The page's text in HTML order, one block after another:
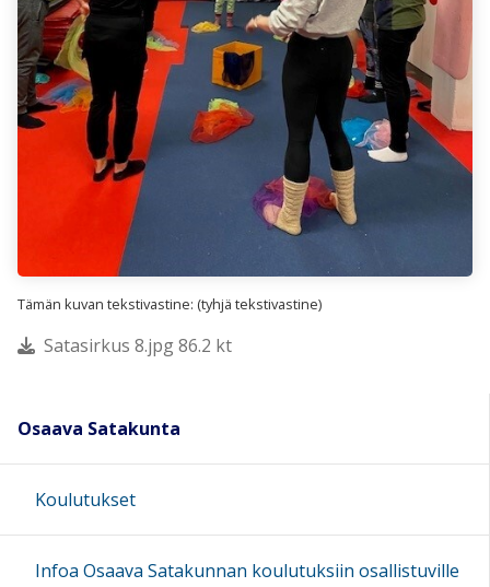
Tämän kuvan tekstivastine: (tyhjä tekstivastine)
Satasirkus 8.jpg 86.2 kt
Osaava Satakunta
Koulutukset
Infoa Osaava Satakunnan koulutuksiin osallistuville